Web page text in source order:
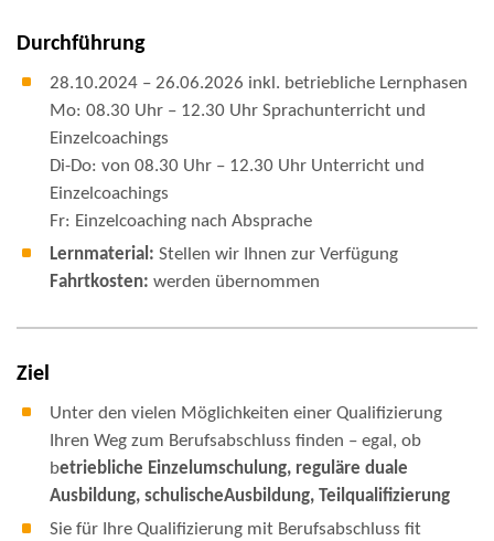
Durchführung
28.10.2024 – 26.06.2026 inkl. betriebliche Lernphasen
Mo: 08.30 Uhr – 12.30 Uhr Sprachunterricht und
Einzelcoachings
Di-Do: von 08.30 Uhr – 12.30 Uhr Unterricht und
Einzelcoachings
Fr: Einzelcoaching nach Absprache
Lernmaterial: Stellen wir Ihnen zur Verfügung
Fahrtkosten: werden übernommen
Ziel
Unter den vielen Möglichkeiten einer Qualifizierung
Ihren Weg zum Berufsabschluss finden – egal, ob
betriebliche Einzelumschulung, reguläre duale
Ausbildung, schulischeAusbildung, Teilqualifizierung
Sie für Ihre Qualifizierung mit Berufsabschluss fit